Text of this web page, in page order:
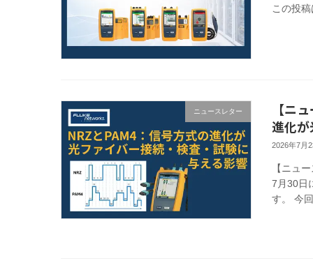
この投
ニュースレター
【ニ
進化
2026年7月
【ニュ
7月30日
す。 今